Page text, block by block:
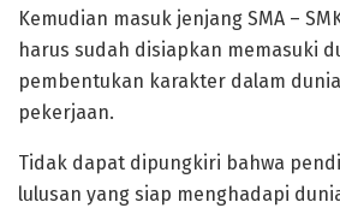
Kemudian masuk jenjang SMA –
harus sudah disiapkan memasuki
pembentukan karakter dalam
pekerjaan.
Tidak dapat dipungkiri bahwa
lulusan yang siap menghadapi